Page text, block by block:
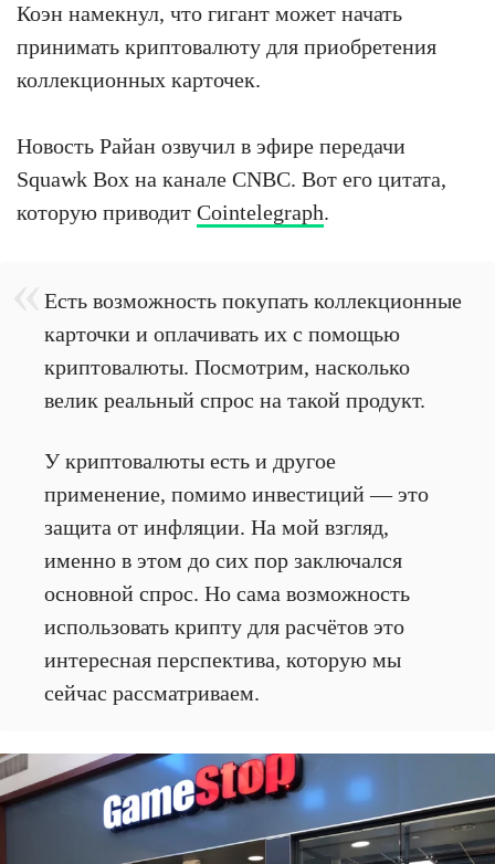
Коэн намекнул, что гигант может начать
принимать криптовалюту для приобретения
коллекционных карточек.
Новость Райан озвучил в эфире передачи
Squawk Box на канале CNBC. Вот его цитата,
которую приводит Cointelegraph.
Есть возможность покупать коллекционные
карточки и оплачивать их с помощью
криптовалюты. Посмотрим, насколько
велик реальный спрос на такой продукт.
У криптовалюты есть и другое
применение, помимо инвестиций — это
защита от инфляции. На мой взгляд,
именно в этом до сих пор заключался
основной спрос. Но сама возможность
использовать крипту для расчётов это
интересная перспектива, которую мы
сейчас рассматриваем.